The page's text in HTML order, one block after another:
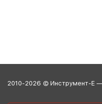
2010-2026 © Инструмент-Е